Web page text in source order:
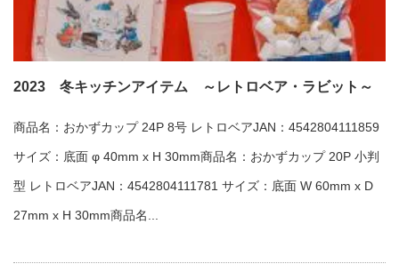
2023 冬キッチンアイテム ～レトロベア・ラビット～
商品名：おかずカップ 24P 8号 レトロベアJAN：4542804111859
サイズ：底面 φ 40mm x H 30mm商品名：おかずカップ 20P 小判
型 レトロベアJAN：4542804111781 サイズ：底面 W 60mm x D
27mm x H 30mm商品名...